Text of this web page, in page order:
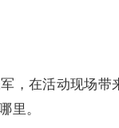
，在活动现场带
里。